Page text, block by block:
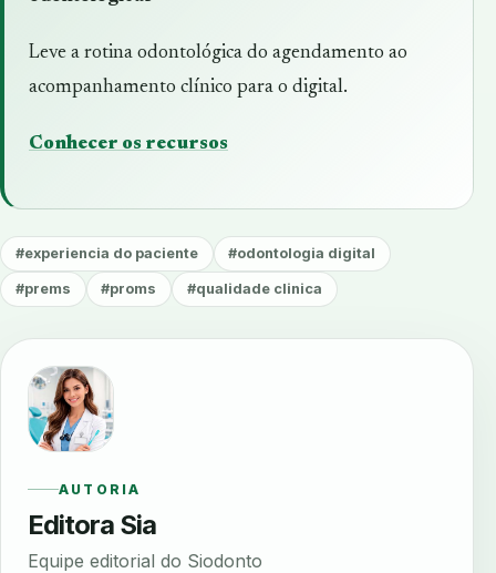
Leve a rotina odontológica do agendamento ao
acompanhamento clínico para o digital.
Conhecer os recursos
#experiencia do paciente #odontologia digital
#prems #proms #qualidade clinica
AUTORIA
Editora Sia
Equipe editorial do Siodonto